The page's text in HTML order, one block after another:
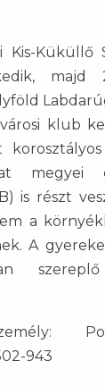
Kis-Küküllő
majd
klub
megyei
is részt
a
A
943